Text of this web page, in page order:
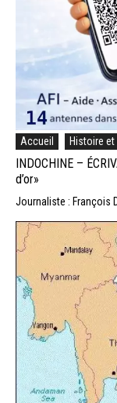
Accueil Histoire
INDOCHINE –
d’or»
Journaliste : François